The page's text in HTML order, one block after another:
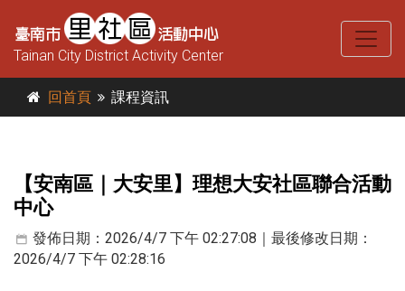
Tainan City District Activity Center
回首頁 課程資訊
【安南區｜大安里】理想大安社區聯合活動
中心
發佈日期：2026/4/7 下午 02:27:08｜最後修改日期：
2026/4/7 下午 02:28:16